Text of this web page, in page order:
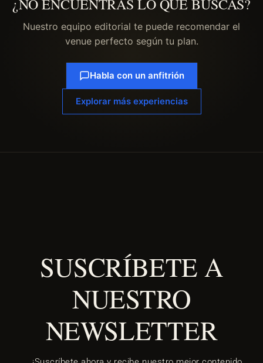
¿NO ENCUENTRAS LO QUE BUSCAS?
Nuestro equipo editorial te puede recomendar el
venue perfecto según tu plan.
Habla con un anfitrión
Explorar más experiencias
SUSCRÍBETE A
NUESTRO
NEWSLETTER